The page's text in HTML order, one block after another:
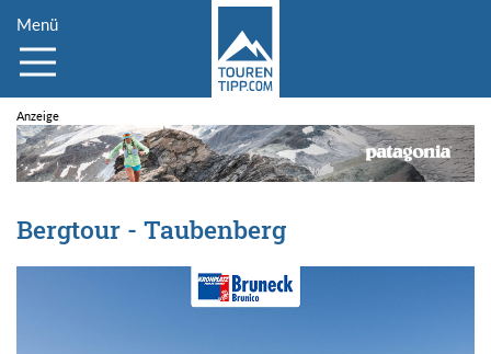
Menü
Bergtour - Taubenberg